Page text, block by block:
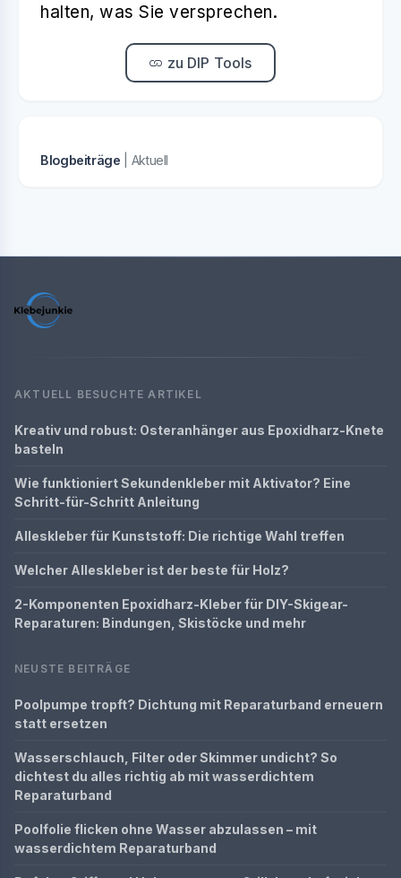
halten, was Sie versprechen.
zu DIP Tools
Blogbeiträge | Aktuell
AKTUELL BESUCHTE ARTIKEL
Kreativ und robust: Osteranhänger aus Epoxidharz-Knete
basteln
Wie funktioniert Sekundenkleber mit Aktivator? Eine
Schritt-für-Schritt Anleitung
Alleskleber für Kunststoff: Die richtige Wahl treffen
Welcher Alleskleber ist der beste für Holz?
2-Komponenten Epoxidharz-Kleber für DIY-Skigear-
Reparaturen: Bindungen, Skistöcke und mehr
NEUSTE BEITRÄGE
Poolpumpe tropft? Dichtung mit Reparaturband erneuern
statt ersetzen
Wasserschlauch, Filter oder Skimmer undicht? So
dichtest du alles richtig ab mit wasserdichtem
Reparaturband
Poolfolie flicken ohne Wasser abzulassen – mit
wasserdichtem Reparaturband